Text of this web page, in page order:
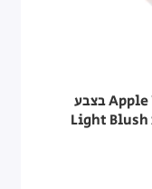
שעון Apple Watch 42mm Series 11 GPS בצבע
Rose Gold Aluminium עם רצועת Light Blush